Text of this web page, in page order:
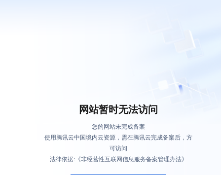
网站暂时无法访问
您的网站未完成备案
使用腾讯云中国境内云资源，需在腾讯云完成备案后，方
可访问
法律依据:《非经营性互联网信息服务备案管理办法》